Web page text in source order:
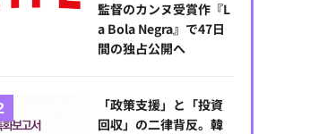
監督のカンヌ受賞作『L
a Bola Negra』で47日
間の独占公開へ
「政策支援」と「投資
回収」の二律背反。韓